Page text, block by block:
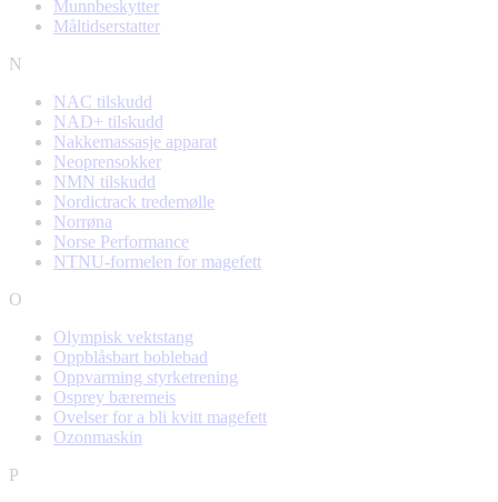
Munnbeskytter
Måltidserstatter
N
NAC tilskudd
NAD+ tilskudd
Nakkemassasje apparat
Neoprensokker
NMN tilskudd
Nordictrack tredemølle
Norrøna
Norse Performance
NTNU-formelen for magefett
O
Olympisk vektstang
Oppblåsbart boblebad
Oppvarming styrketrening
Osprey bæremeis
Ovelser for a bli kvitt magefett
Ozonmaskin
P